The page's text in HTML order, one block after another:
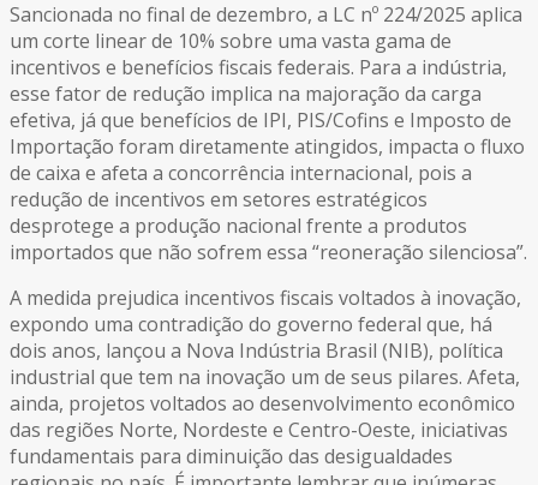
Sancionada no final de dezembro, a LC nº 224/2025 aplica
um corte linear de 10% sobre uma vasta gama de
incentivos e benefícios fiscais federais. Para a indústria,
esse fator de redução implica na majoração da carga
efetiva, já que benefícios de IPI, PIS/Cofins e Imposto de
Importação foram diretamente atingidos, impacta o fluxo
de caixa e afeta a concorrência internacional, pois a
redução de incentivos em setores estratégicos
desprotege a produção nacional frente a produtos
importados que não sofrem essa “reoneração silenciosa”.
A medida prejudica incentivos fiscais voltados à inovação,
expondo uma contradição do governo federal que, há
dois anos, lançou a Nova Indústria Brasil (NIB), política
industrial que tem na inovação um de seus pilares. Afeta,
ainda, projetos voltados ao desenvolvimento econômico
das regiões Norte, Nordeste e Centro-Oeste, iniciativas
fundamentais para diminuição das desigualdades